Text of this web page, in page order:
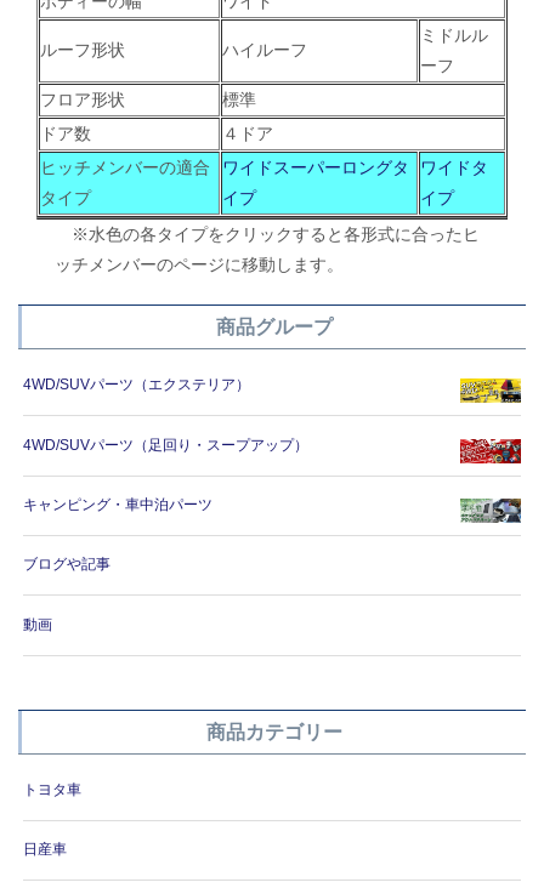
ルーフ形状 ハイルーフ
ミドルル
ーフ
フロア形状
標準
ドア数
４ドア
ヒッチメンバーの適合
タイプ
ワイドスーパーロングタ
イプ
ワイドタ
イプ
※水色の各タイプをクリックすると各形式に合ったヒ
ッチメンバーのページに移動します。
商品グループ
4WD/SUVパーツ（エクステリア）
4WD/SUVパーツ（足回り・スープアップ）
キャンピング・車中泊パーツ
ブログや記事
動画
商品カテゴリー
トヨタ車
日産車